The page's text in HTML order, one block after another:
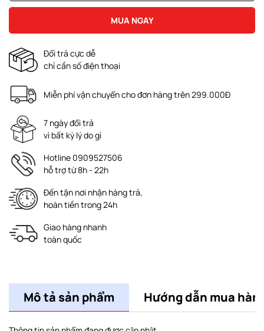
MUA NGAY
Đổi trả cực dễ
chỉ cần số điện thoại
Miễn phí vận chuyển cho đơn hàng trên 299.000Đ
7 ngày đổi trả
vì bất kỳ lý do gì
Hotline 0909527506
hỗ trợ từ 8h - 22h
Đến tận nơi nhận hàng trả,
hoàn tiền trong 24h
Giao hàng nhanh
toàn quốc
Mô tả sản phẩm Hướng dẫn mua